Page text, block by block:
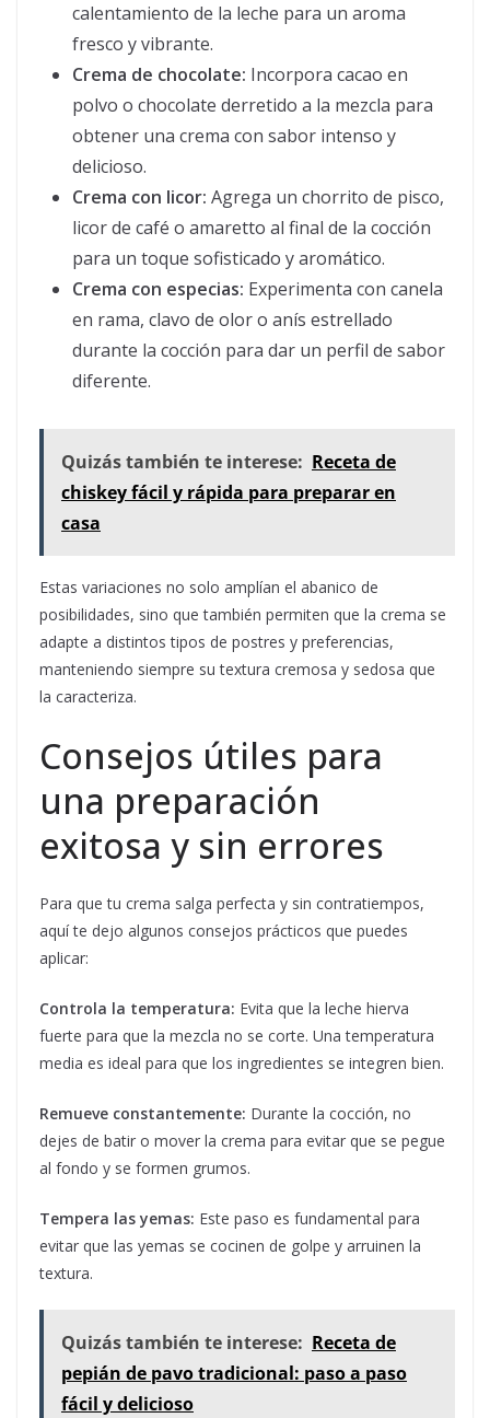
calentamiento de la leche para un aroma
fresco y vibrante.
Crema de chocolate: Incorpora cacao en
polvo o chocolate derretido a la mezcla para
obtener una crema con sabor intenso y
delicioso.
Crema con licor: Agrega un chorrito de pisco,
licor de café o amaretto al final de la cocción
para un toque sofisticado y aromático.
Crema con especias: Experimenta con canela
en rama, clavo de olor o anís estrellado
durante la cocción para dar un perfil de sabor
diferente.
Quizás también te interese: Receta de
chiskey fácil y rápida para preparar en
casa
Estas variaciones no solo amplían el abanico de
posibilidades, sino que también permiten que la crema se
adapte a distintos tipos de postres y preferencias,
manteniendo siempre su textura cremosa y sedosa que
la caracteriza.
Consejos útiles para
una preparación
exitosa y sin errores
Para que tu crema salga perfecta y sin contratiempos,
aquí te dejo algunos consejos prácticos que puedes
aplicar:
Controla la temperatura: Evita que la leche hierva
fuerte para que la mezcla no se corte. Una temperatura
media es ideal para que los ingredientes se integren bien.
Remueve constantemente: Durante la cocción, no
dejes de batir o mover la crema para evitar que se pegue
al fondo y se formen grumos.
Tempera las yemas: Este paso es fundamental para
evitar que las yemas se cocinen de golpe y arruinen la
textura.
Quizás también te interese: Receta de
pepián de pavo tradicional: paso a paso
fácil y delicioso